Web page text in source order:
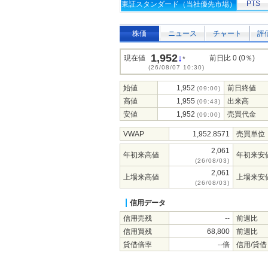
東証スタンダード（当社優先市場） PTS
株価 ニュース チャート 評
現在値 1,952↓*
(26/08/07 10:30)
前日比 0 (0％)
始値 1,952 (09:00)
前日終値
高値
1,955 (09:43)
出来高
安値
1,952 (09:00) 売買代金
VWAP 1,952.8571 売買単位
年初来高値 2,061
(26/08/03)
年初来安
上場来高値 2,061
(26/08/03)
上場来安
信用データ
信用売残
--
前週比
信用買残
68,800
前週比
貸借倍率
--倍 信用/貸借